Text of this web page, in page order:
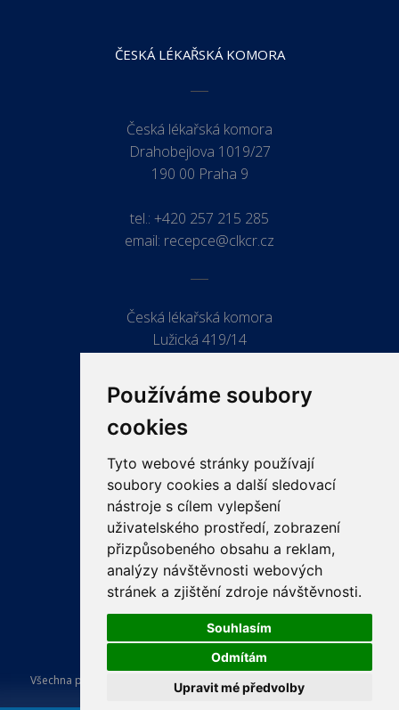
Používáme soubory
cookies
Tyto webové stránky používají
soubory cookies a další sledovací
nástroje s cílem vylepšení
uživatelského prostředí, zobrazení
přizpůsobeného obsahu a reklam,
analýzy návštěvnosti webových
stránek a zjištění zdroje návštěvnosti.
Souhlasím
Odmítám
Upravit mé předvolby
ČESKÁ LÉKAŘSKÁ KOMORA
Česká lékařská komora
Drahobejlova 1019/27
190 00 Praha 9
tel.: +420 257 215 285
email: recepce@clkcr.cz
Česká lékařská komora
Lužická 419/14
ODKAZY
PRO LÉKAŘE
PRO VEŘEJNOST
VZDĚLÁVÁNÍ
Všechna práva vyhrazena Česká lékařská komora. Tvorba a provoz
ISSA CZECH s.r.o..